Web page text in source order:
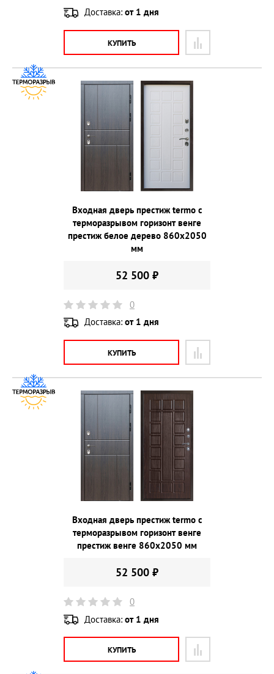
Доставка: от 1 дня
КУПИТЬ
Входная дверь престиж termo с
терморазрывом горизонт венге
престиж белое дерево 860х2050
мм
52 500 ₽
0
Доставка: от 1 дня
КУПИТЬ
Входная дверь престиж termo с
терморазрывом горизонт венге
престиж венге 860х2050 мм
52 500 ₽
0
Доставка: от 1 дня
КУПИТЬ